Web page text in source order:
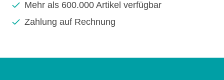
Mehr als 600.000 Artikel verfügbar
Zahlung auf Rechnung